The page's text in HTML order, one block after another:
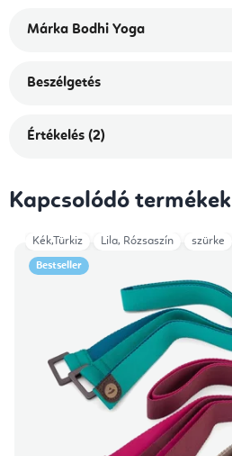
Márka Bodhi Yoga
Beszélgetés
Értékelés (2)
Kapcsolódó termékek
Bestseller
Kék,Türkiz Lila, Rózsaszín szürke